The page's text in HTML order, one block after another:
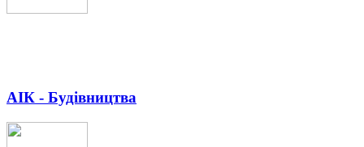
АІК - Будівництва